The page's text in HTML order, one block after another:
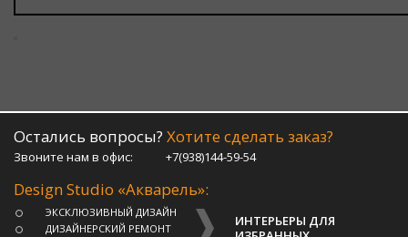
Остались вопросы? Хотите сделать заказ?
Звоните нам в офис: +7(938)144-59-54
Design Studio «Акварель»:
ЭКСКЛЮЗИВНЫЙ ДИЗАЙН
ДИЗАЙНЕРСКИЙ РЕМОНТ
ИНТЕРЬЕРЫ ДЛЯ